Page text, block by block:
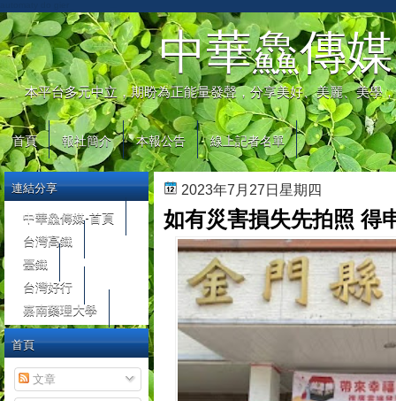
中華鱻傳媒
本平台多元中立，期盼為正能量發聲，分享美好、美麗、美學
首頁 報社簡介 本報公告 線上記者名單
2023年7月27日星期四
如有災害損失先拍照 得
連結分享
中華鱻傳媒-首頁
台灣高鐵
臺鐵
台灣好行
嘉南藥理大學
首頁
文章